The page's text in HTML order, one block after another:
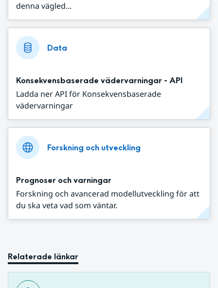
denna vägled...
Data
Konsekvensbaserade vädervarningar - API
Ladda ner API för Konsekvensbaserade
vädervarningar
Forskning och utveckling
Prognoser och varningar
Forskning och avancerad modellutveckling för att
du ska veta vad som väntar.
Relaterade länkar